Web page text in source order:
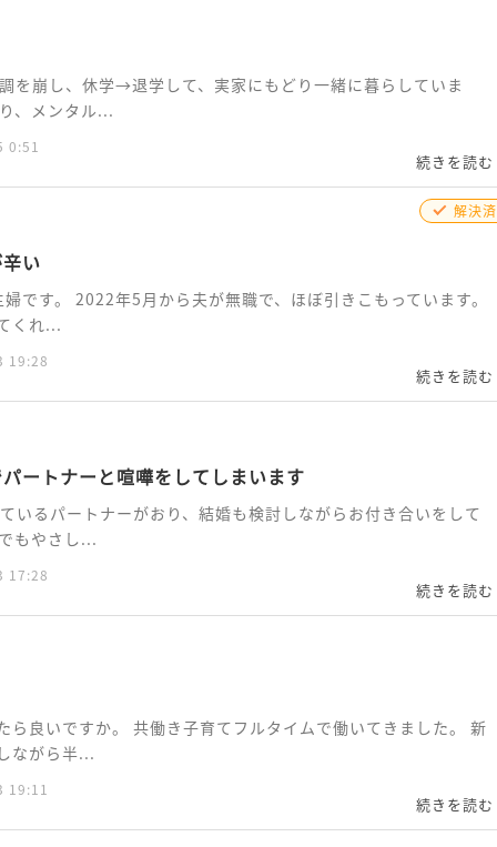
を崩し、休学→退学して、実家にもどり一緒に暮らしていま
、メンタル...
0:51
続きを読む
解決済
い
です。 2022年5月から夫が無職で、ほぼ引きこもっています。
くれ...
19:28
続きを読む
ートナーと喧嘩をしてしまいます
いるパートナーがおり、結婚も検討しながらお付き合いをして
もやさし...
17:28
続きを読む
ら良いですか。 共働き子育てフルタイムで働いてきました。 新
ながら半...
19:11
続きを読む